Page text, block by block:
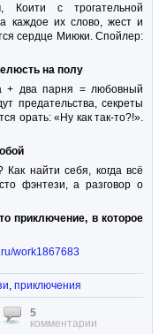
с трогательной
каждое их слово, жест и
сердце Миюки. Спойлер:
на полу
+ два парня = любовный
предательства, секреты
орать: «Ну как так-то?!».
найти себя, когда всё
фэнтези, а разговор о
приключение, в которое
work1867683
, приключения
5
комментарии